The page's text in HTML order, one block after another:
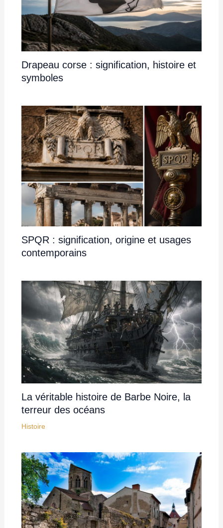
Drapeau corse : signification, histoire et
symboles
SPQR : signification, origine et usages
contemporains
La véritable histoire de Barbe Noire, la
terreur des océans
Histoire